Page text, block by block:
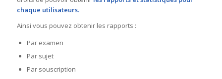
chaque utilisateurs.
Ainsi vous pouvez obtenir les rapports :
Par examen
Par sujet
Par souscription